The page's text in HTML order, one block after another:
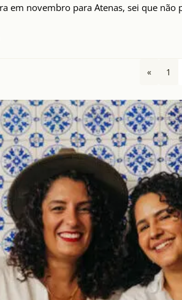
em novembro para Atenas, sei que
« 1